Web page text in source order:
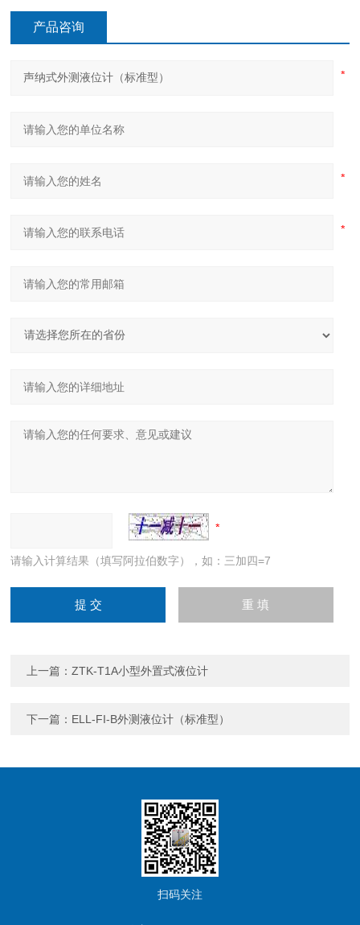
产品咨询
请输入计算结果（填写阿拉伯数字），如：三加四=7
上一篇：ZTK-T1A小型外置式液位计
下一篇： ELL-FI-B外测液位计（标准型）
扫码关注